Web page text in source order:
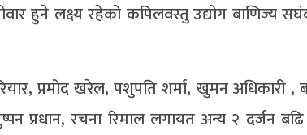
हुने लक्ष्य रहेको कपिलवस्तु उद्योग बाणिज्य
प्रमोद खरेल, पशुपति शर्मा, खुमन अधिकारी ,
प्रधान, रचना रिमाल लगायत अन्य २ दर्जन